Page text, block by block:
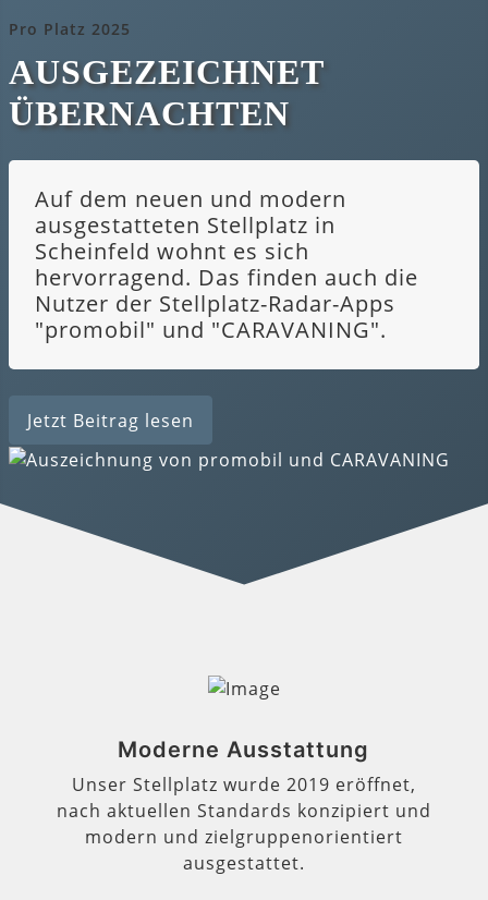
Pro Platz 2025
AUSGEZEICHNET
ÜBERNACHTEN
Auf dem neuen und modern
ausgestatteten Stellplatz in
Scheinfeld wohnt es sich
hervorragend. Das finden auch die
Nutzer der Stellplatz-Radar-Apps
"promobil" und "CARAVANING".
Jetzt Beitrag lesen
Moderne Ausstattung
Unser Stellplatz wurde 2019 eröffnet,
nach aktuellen Standards konzipiert und
modern und zielgruppenorientiert
ausgestattet.